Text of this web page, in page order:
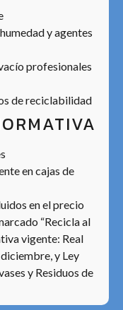
y agentes
profesionales
de reciclabilidad
en cajas de
en el precio
“Recicla al
vigente: Real
y Ley
y Residuos de